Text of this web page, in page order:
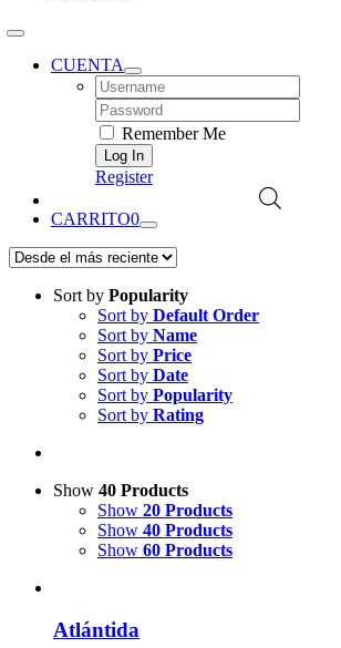
CUENTA
Username:
Password:
Remember Me
Register
CARRITO0
Sort by Popularity
Sort by Default Order
Sort by Name
Sort by Price
Sort by Date
Sort by Popularity
Sort by Rating
Show 40 Products
Show 20 Products
Show 40 Products
Show 60 Products
Atlántida